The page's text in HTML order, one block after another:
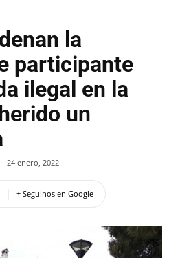
la
participante
ilegal en la
un
- 24 enero, 2022
+ Seguinos en Google